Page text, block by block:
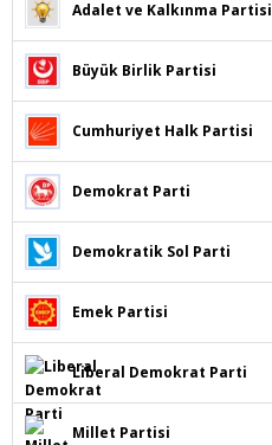
Adalet ve Kalkınma Partisi
Büyük Birlik Partisi
Cumhuriyet Halk Partisi
Demokrat Parti
Demokratik Sol Parti
Emek Partisi
Liberal Demokrat Parti
Millet Partisi